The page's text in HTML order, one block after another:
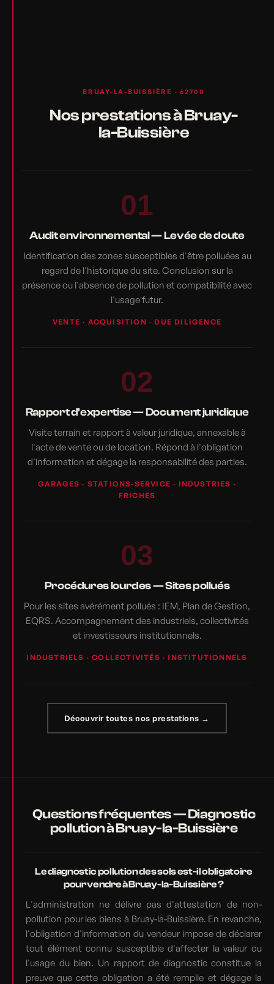
BRUAY-LA-BUISSIÈRE · 62700
Nos prestations à Bruay-
la-Buissière
01
Audit environnemental — Levée de doute
Identification des zones susceptibles d'être polluées au
regard de l'historique du site. Conclusion sur la
présence ou l'absence de pollution et compatibilité avec
l'usage futur.
VENTE · ACQUISITION · DUE DILIGENCE
02
Rapport d'expertise — Document juridique
Visite terrain et rapport à valeur juridique, annexable à
l'acte de vente ou de location. Répond à l'obligation
d'information et dégage la responsabilité des parties.
GARAGES · STATIONS-SERVICE · INDUSTRIES ·
FRICHES
03
Procédures lourdes — Sites pollués
Pour les sites avérément pollués : IEM, Plan de Gestion,
EQRS. Accompagnement des industriels, collectivités
et investisseurs institutionnels.
INDUSTRIELS · COLLECTIVITÉS · INSTITUTIONNELS
Découvrir toutes nos prestations →
Questions fréquentes — Diagnostic
pollution à Bruay-la-Buissière
Le diagnostic pollution des sols est-il obligatoire
pour vendre à Bruay-la-Buissière ?
L'administration ne délivre pas d'attestation de non-
pollution pour les biens à Bruay-la-Buissière. En revanche,
l'obligation d'information du vendeur impose de déclarer
tout élément connu susceptible d'affecter la valeur ou
l'usage du bien. Un rapport de diagnostic constitue la
preuve que cette obligation a été remplie et dégage la